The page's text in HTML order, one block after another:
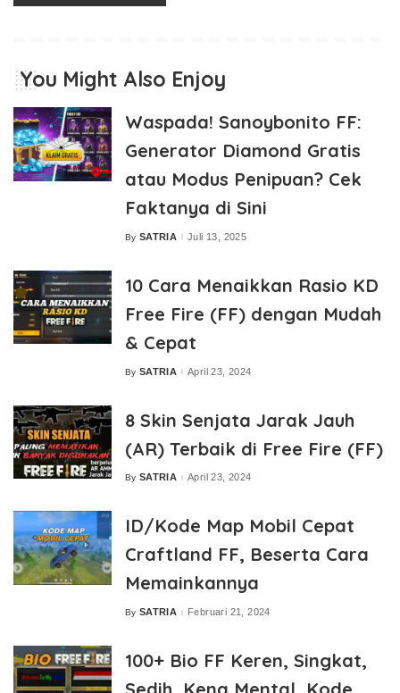
You Might Also Enjoy
Waspada! Sanoybonito FF:
Generator Diamond Gratis
atau Modus Penipuan? Cek
Faktanya di Sini
Posted
By SATRIA Juli 13, 2025
10 Cara Menaikkan Rasio KD
Free Fire (FF) dengan Mudah
& Cepat
Posted
By SATRIA April 23, 2024
8 Skin Senjata Jarak Jauh
(AR) Terbaik di Free Fire (FF)
Posted
By SATRIA April 23, 2024
ID/Kode Map Mobil Cepat
Craftland FF, Beserta Cara
Memainkannya
Posted
By SATRIA Februari 21, 2024
100+ Bio FF Keren, Singkat,